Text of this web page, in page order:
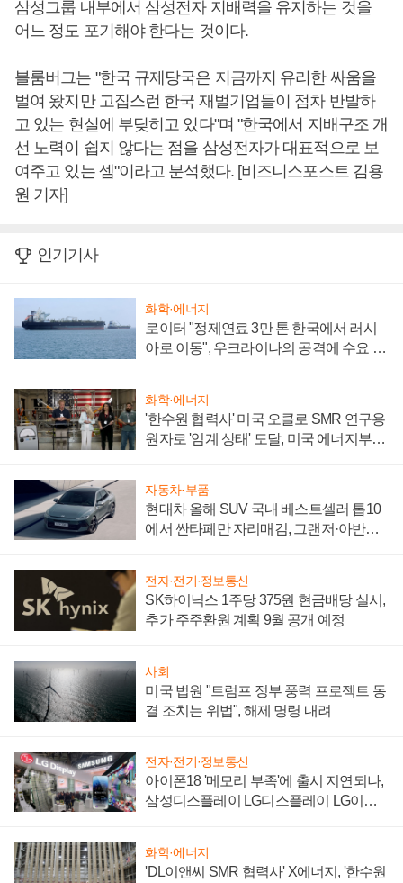
삼성그룹 내부에서 삼성전자 지배력을 유지하는 것을
어느 정도 포기해야 한다는 것이다.
블룸버그는 "한국 규제당국은 지금까지 유리한 싸움을
벌여 왔지만 고집스런 한국 재벌기업들이 점차 반발하
고 있는 현실에 부딪히고 있다"며 "한국에서 지배구조 개
선 노력이 쉽지 않다는 점을 삼성전자가 대표적으로 보
여주고 있는 셈"이라고 분석했다. [비즈니스포스트 김용
원 기자]
인기기사
화학·에너지
로이터 "정제연료 3만 톤 한국에서 러시
아로 이동", 우크라이나의 공격에 수요 늘
화학·에너지
'한수원 협력사' 미국 오클로 SMR 연구용
원자로 '임계 상태' 도달, 미국 에너지부
자동차·부품
현대차 올해 SUV 국내 베스트셀러 톱10
에서 싼타페만 자리매김, 그랜저·아반떼
전자·전기·정보통신
SK하이닉스 1주당 375원 현금배당 실시,
추가 주주환원 계획 9월 공개 예정
사회
미국 법원 "트럼프 정부 풍력 프로젝트 동
결 조치는 위법", 해제 명령 내려
전자·전기·정보통신
아이폰18 '메모리 부족'에 출시 지연되나,
삼성디스플레이 LG디스플레이 LG이노
화학·에너지
'DL이앤씨 SMR 협력사' X에너지, '한수원